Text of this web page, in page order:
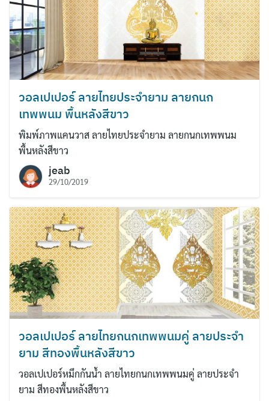
Search
for:
วอลเปเปอร์ ลายไทยประจำยาม ลายกนก
เทพพนม พื้นหลังสีขาว
พิมพ์ภาพแคนวาส ลายไทยประจำยาม ลายกนกเทพพนม
พื้นหลังสีขาว
jeab
29/10/2019
วอลเปเปอร์ ลายไทยกนกเทพพนมคู่ ลายประจำ
ยาม สีทองพื้นหลังสีขาว
วอลเปเปอร์หมึกกันน้ำ ลายไทยกนกเทพพนมคู่ ลายประจำ
ยาม สีทองพื้นหลังสีขาว